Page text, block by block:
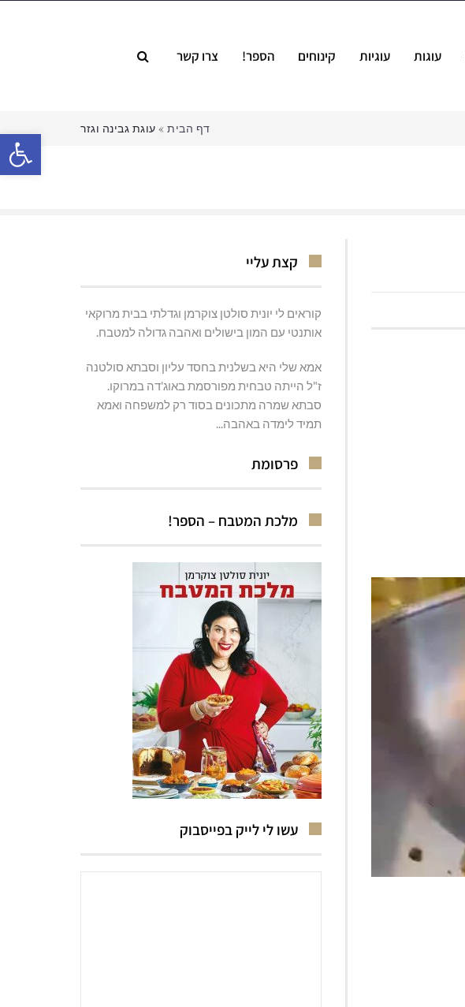
פתח
עוגות עוגיות קינוחים הספר! צרו קשר
דף הבית » עוגת גבינה וגזר
קצת עליי
קוראים לי יונית סולטן צוקרמן וגדלתי בבית מרוקאי
אותנטי עם המון בישולים ואהבה גדולה למטבח.
אמא שלי היא בשלנית בחסד עליון וסבתא סולטנה
ז"ל הייתה טבחית מפורסמת באוג'דה במרוקו.
סבתא שמרה מתכונים בסוד רק למשפחה ואמא
תמיד לימדה באהבה...
פרסומת
מלכת המטבח – הספר!
עשו לי לייק בפייסבוק